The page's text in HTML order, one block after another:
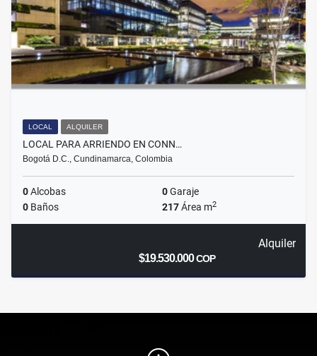
LOCAL ALQUILER
LOCAL PARA ARRIENDO EN CONN…
Bogotá D.C., Cundinamarca, Colombia
0Alcobas 0Garaje
0 Baños 217Área m2
Alquiler
$19.530.000COP